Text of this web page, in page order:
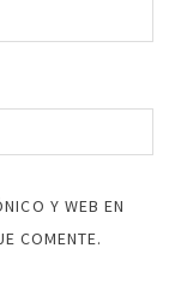
Y WEB EN
COMENTE.